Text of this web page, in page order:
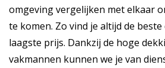
omgeving vergelijken met elkaar
te komen. Zo vind je altijd de
laagste prijs. Dankzij de hoge
vakmannen kunnen we je van